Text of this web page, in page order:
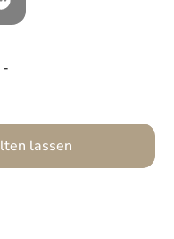
-
lassen